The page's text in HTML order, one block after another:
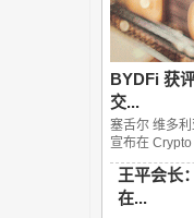
BYDFi 获
交...
塞舌尔 维多
宣布在
王平会长
在...